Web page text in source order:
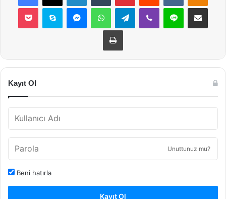
Pocket Skype MessengerWhatsAppTelegramViber Line E-Posta ile
Yazdır
Kayıt Ol
Unuttunuz mu?
Beni hatırla
Kayıt Ol